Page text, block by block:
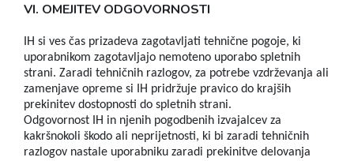
VI. OMEJITEV ODGOVORNOSTI
IH si ves čas prizadeva zagotavljati tehnične pogoje, ki
uporabnikom zagotavljajo nemoteno uporabo spletnih
strani. Zaradi tehničnih razlogov, za potrebe vzdrževanja ali
zamenjave opreme si IH pridržuje pravico do krajših
prekinitev dostopnosti do spletnih strani.
Odgovornost IH in njenih pogodbenih izvajalcev za
kakršnokoli škodo ali neprijetnosti, ki bi zaradi tehničnih
razlogov nastale uporabniku zaradi prekinitve delovanja